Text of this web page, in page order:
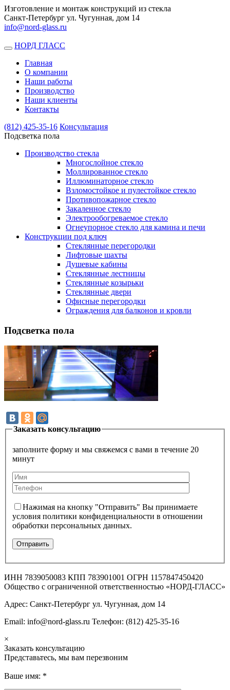
Изготовление и монтаж конструкций из стекла
Санкт-Петербург ул. Чугунная, дом 14
info@nord-glass.ru
Toggle
navigation
НОРД ГЛАСС
Главная
О компании
Наши работы
Производство
Наши клиенты
Контакты
(812) 425-35-16 Консультация
Подсветка пола
Производство стекла
Многослойное стекло
Моллированное стекло
Иллюминаторное стекло
Взломостойкое и пулестойкое стекло
Противопожарное стекло
Закаленное стекло
Электрообогреваемое стекло
Огнеупорное стекло для камина и печи
Конструкции под ключ
Стеклянные перегородки
Лифтовые шахты
Душевые кабины
Cтеклянные лестницы
Cтеклянные козырьки
Cтеклянные двери
Офисные перегородки
Ограждения для балконов и кровли
Подсветка пола
Заказать консультацию
заполните форму и мы свяжемся с вами в течение 20
минут
Нажимая на кнопку "Отправить" Вы принимаете
условия политики конфиденциальности в отношении
обработки персональных данных.
ИНН 7839050083 КПП 783901001 ОГРН 1157847450420
Общество с ограниченной ответственностью «НОРД-ГЛАСС»
Адрес: Санкт-Петербург ул. Чугунная, дом 14
Email: info@nord-glass.ru Телефон: (812) 425-35-16
×
Заказать консультацию
Представьтесь, мы вам перезвоним
Ваше имя: *